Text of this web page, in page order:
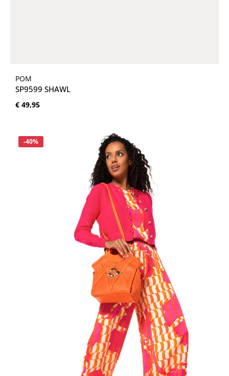
POM
SP9599 SHAWL
Normale prijs:
€ 49,95
Korting
-40%